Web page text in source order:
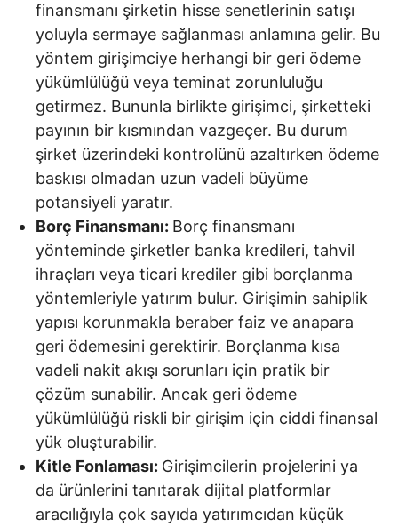
finansmanı şirketin hisse senetlerinin satışı
yoluyla sermaye sağlanması anlamına gelir. Bu
yöntem girişimciye herhangi bir geri ödeme
yükümlülüğü veya teminat zorunluluğu
getirmez. Bununla birlikte girişimci, şirketteki
payının bir kısmından vazgeçer. Bu durum
şirket üzerindeki kontrolünü azaltırken ödeme
baskısı olmadan uzun vadeli büyüme
potansiyeli yaratır.
Borç Finansmanı: Borç finansmanı
yönteminde şirketler banka kredileri, tahvil
ihraçları veya ticari krediler gibi borçlanma
yöntemleriyle yatırım bulur. Girişimin sahiplik
yapısı korunmakla beraber faiz ve anapara
geri ödemesini gerektirir. Borçlanma kısa
vadeli nakit akışı sorunları için pratik bir
çözüm sunabilir. Ancak geri ödeme
yükümlülüğü riskli bir girişim için ciddi finansal
yük oluşturabilir.
Kitle Fonlaması: Girişimcilerin projelerini ya
da ürünlerini tanıtarak dijital platformlar
aracılığıyla çok sayıda yatırımcıdan küçük